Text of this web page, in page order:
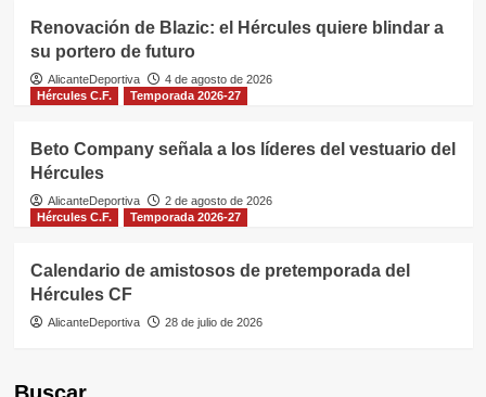
Renovación de Blazic: el Hércules quiere blindar a
su portero de futuro
AlicanteDeportiva
4 de agosto de 2026
Hércules C.F.
Temporada 2026-27
Beto Company señala a los líderes del vestuario del
Hércules
AlicanteDeportiva
2 de agosto de 2026
Hércules C.F.
Temporada 2026-27
Calendario de amistosos de pretemporada del
Hércules CF
AlicanteDeportiva 28 de julio de 2026
Buscar